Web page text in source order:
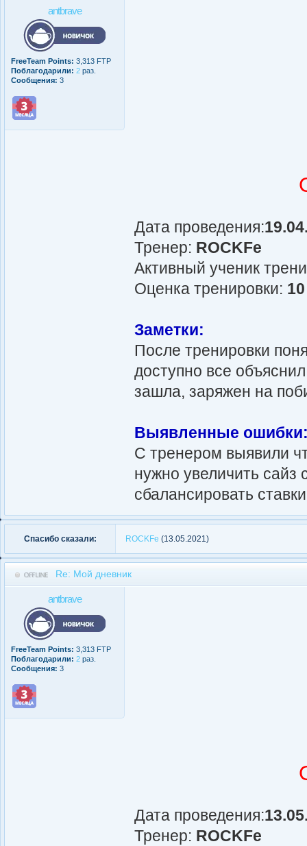
antbrave
FreeTeam Points: 3,313 FTP
Поблагодарили: 2 раз.
Сообщения: 3
Дата проведения:
Тренер: ROCKFe
Активный ученик
Оценка тренировки:
Заметки:
После тренировки
доступно все
зашла, заряжен на
Выявленные
С тренером выявили
нужно увеличить сайз
сбалансировать
Спасибо сказали: ROCKFe (13.05.2021)
Re: Мой дневник
antbrave
FreeTeam Points: 3,313 FTP
Поблагодарили: 2 раз.
Сообщения: 3
Дата проведения:
Тренер: ROCKFe